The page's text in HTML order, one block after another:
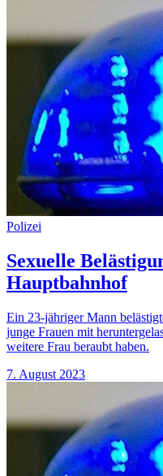
Polizei
Sexuelle
Hauptbahnhof
Ein 23-jähriger Mann
junge Frauen mit
weitere Frau beraubt haben.
7. August 2023